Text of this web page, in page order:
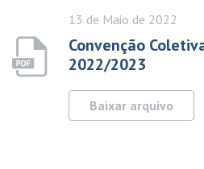
13 de Maio de 2022
Convenção
2022/2023
Baixar arquivo